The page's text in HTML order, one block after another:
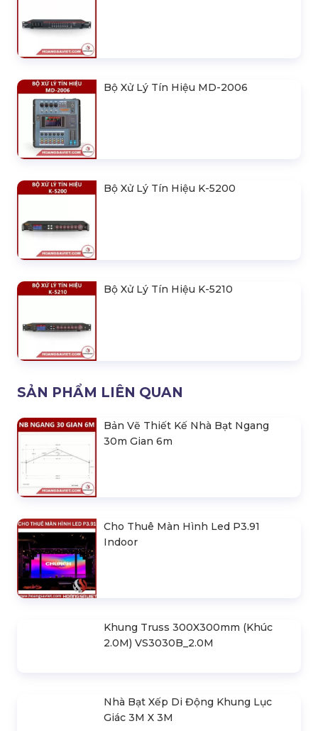
Bộ Xử Lý Tín Hiệu MD-2006
Bộ Xử Lý Tín Hiệu K-5200
Bộ Xử Lý Tín Hiệu K-5210
SẢN PHẨM LIÊN QUAN
Bản Vẽ Thiết Kế Nhà Bạt Ngang
30m Gian 6m
Cho Thuê Màn Hình Led P3.91
Indoor
Khung Truss 300X300mm (Khúc
2.0M) VS3030B_2.0M